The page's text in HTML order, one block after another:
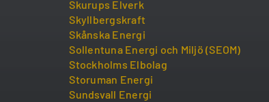
Skurups Elverk
Skyllbergskraft
Skånska Energi
Sollentuna Energi och Miljö (SEOM)
Stockholms Elbolag
Storuman Energi
Sundsvall Energi